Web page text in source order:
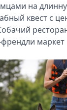
на
квест с
маркет